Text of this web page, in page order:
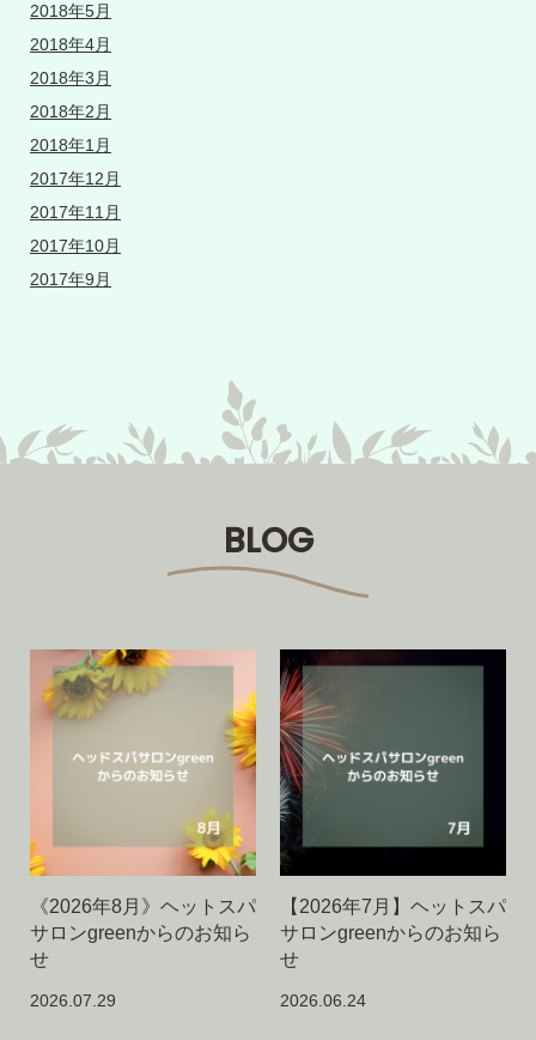
2018年5月
2018年4月
2018年3月
2018年2月
2018年1月
2017年12月
2017年11月
2017年10月
2017年9月
BLOG
《2026年8月》ヘットスパ
サロンgreenからのお知ら
せ
2026.07.29
【2026年7月】ヘットスパ
サロンgreenからのお知ら
せ
2026.06.24